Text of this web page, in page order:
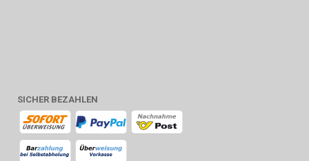
SICHER BEZAHLEN